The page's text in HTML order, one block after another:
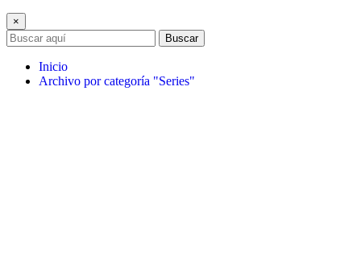
×
Buscar
Inicio
Archivo por categoría "Series"